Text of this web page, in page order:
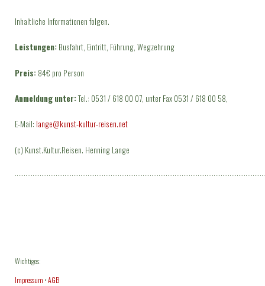
Inhaltliche Informationen folgen.
Leistungen:Busfahrt, Eintritt, Führung, Wegzehrung
Preis:84€ pro Person
Anmeldung unter:Tel.: 0531 / 618 00 07, unter Fax 0531 / 618 00 58,
E-Mail: lange@kunst-kultur-reisen.net
(c) Kunst.Kultur.Reisen. Henning Lange
Wichtiges:
Impressum •AGB